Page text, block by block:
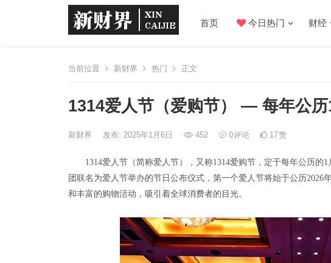
首页 今日热门 财经
当前位置 新财界 热门 正文
1314爱人节（爱购节） — 每年公历
新财界 发布: 2025年1月6日 452 0评论 17赞
1314爱人节（简称爱人节），又称1314爱购节，定于每年公历
团联名为爱人节举办的节日公布仪式，第一个爱人节将始于公历2026
和丰富的购物活动，吸引着全球消费者的目光。